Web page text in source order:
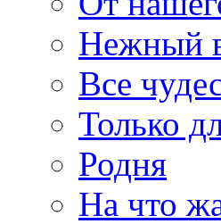
Нежный
Все
Только
Родня
На что